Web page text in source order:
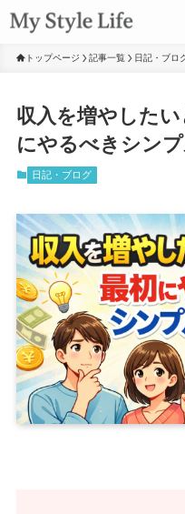
トップページ 記事一覧 日記・ブロ
収入を増やした
にやるべきシン
日記・ブログ